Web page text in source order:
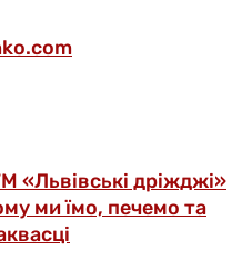
«Львівські дріжджі»
ми їмо, печемо та